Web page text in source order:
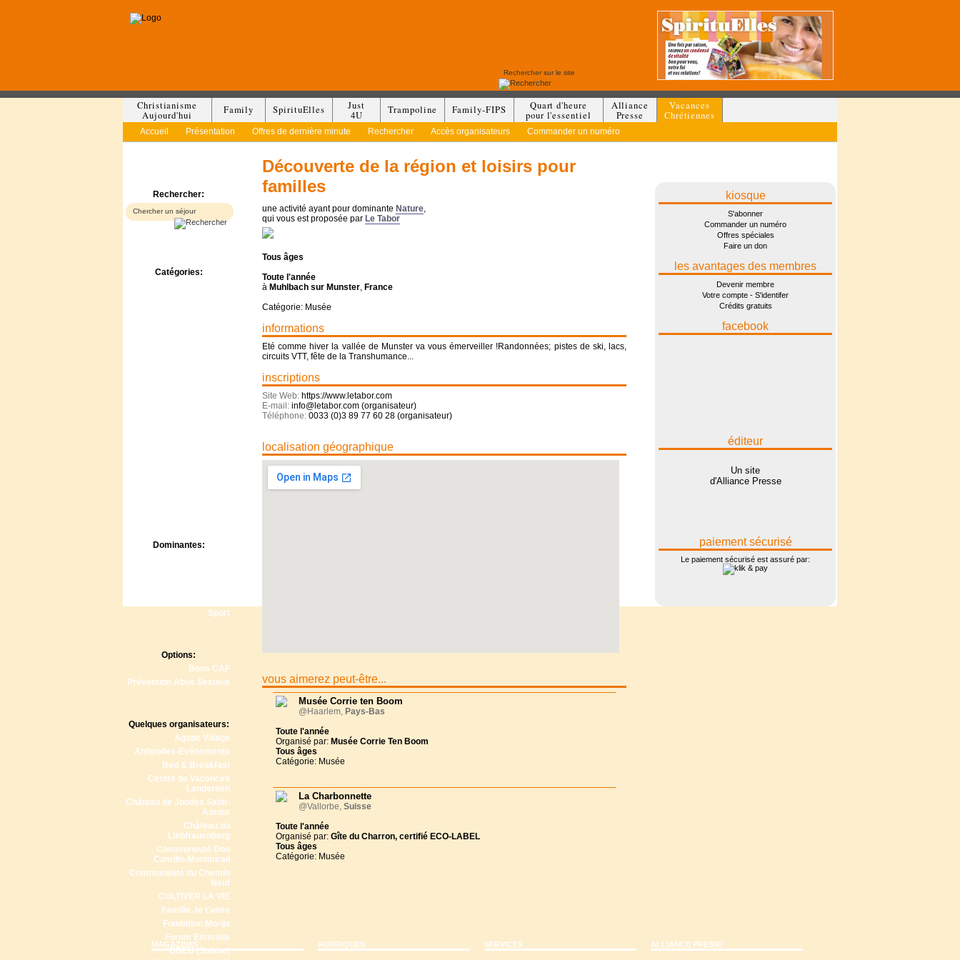
Christianisme
Aujourd'hui
Family SpirituElles
Just
4U
Trampoline Family-FIPS
Quart d'heure
pour l'essentiel
Alliance
Presse
Vacances
Chrétiennes
Accueil Présentation Offres de dernière minute Rechercher Accès organisateurs Commander un numéro
Rechercher:
Catégories:
Dominantes:
Sport
Options:
Bons CAF
Prévention Abus Sexuels
Quelques organisateurs:
Agape Village
Antipodes-Evénements
Bed & Breakfast
Centre de Vacances
Landersen
Château de Joudes Saint-
Amour
Château du
Liebfrauenberg
Communauté Don
Camillo-Montmirail
Communauté du Chemin
Neuf
CULTIVER LA VIE
Famille Je t'aime
Fondation Morija
Forum Emmaüs
GBEU (Suisse)
Découverte de la région et loisirs pour
familles
une activité ayant pour dominante Nature,
qui vous est proposée par Le Tabor
Tous âges
Toute l'année
à Muhlbach sur Munster, France
Catégorie: Musée
informations
Eté comme hiver la vallée de Munster va vous émerveiller !Randonnées; pistes de ski, lacs,
circuits VTT, fête de la Transhumance...
inscriptions
Site Web: https://www.letabor.com
E-mail: info@letabor.com (organisateur)
Téléphone: 0033 (0)3 89 77 60 28 (organisateur)
localisation géographique
vous aimerez peut-être...
Musée Corrie ten Boom
@Haarlem, Pays-Bas
Toute l'année
Organisé par: Musée Corrie Ten Boom
Tous âges
Catégorie: Musée
La Charbonnette
@Vallorbe, Suisse
Toute l'année
Organisé par: Gîte du Charron, certifié ECO-LABEL
Tous âges
Catégorie: Musée
kiosque
S'abonner
Commander un numéro
Offres spéciales
Faire un don
les avantages des membres
Devenir membre
Votre compte - S'identifer
Crédits gratuits
facebook
éditeur
Un site
d'Alliance Presse
paiement sécurisé
Le paiement sécurisé est assuré par:
MAGAZINES RUBRIQUES SERVICES ALLIANCE PRESSE